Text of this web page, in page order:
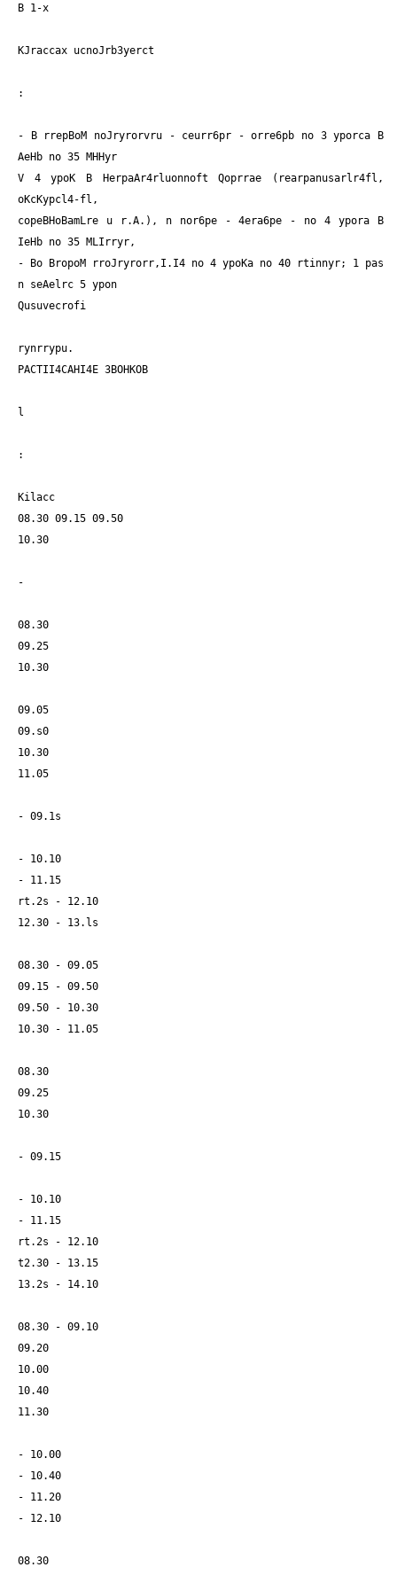
B 1-x
KJraccax ucnoJrb3yerct
:
- B rrepBoM noJryrorvru - ceurr6pr - orre6pb no 3 yporca B
AeHb no 35 MHHyr
V 4 ypoK B HerpaAr4rluonnoft Qoprrae (rearpanusarlr4fl,
oKcKypcl4-fl,
copeBHoBamLre u r.A.), n nor6pe - 4era6pe - no 4 ypora B
IeHb no 35 MLIrryr,
- Bo BropoM rroJryrorr,I.I4 no 4 ypoKa no 40 rtinnyr; 1 pas
n seAelrc 5 ypon
Qusuvecrofi
rynrrypu.
PACTII4CAHI4E 3BOHKOB
l
:
Kilacc
08.30 09.15 09.50
10.30
-
08.30
09.25
10.30
09.05
09.s0
10.30
11.05
- 09.1s
- 10.10
- 11.15
rt.2s - 12.10
12.30 - 13.ls
08.30 - 09.05
09.15 - 09.50
09.50 - 10.30
10.30 - 11.05
08.30
09.25
10.30
- 09.15
- 10.10
- 11.15
rt.2s - 12.10
t2.30 - 13.15
13.2s - 14.10
08.30 - 09.10
09.20
10.00
10.40
11.30
- 10.00
- 10.40
- 11.20
- 12.10
08.30